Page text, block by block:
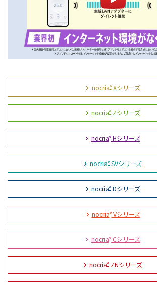
nocria®Xシリーズ
nocria® Zシリーズ
nocria® Hシリーズ
nocria® SVシリーズ
nocria® Dシリーズ
nocria®Vシリーズ
nocria® Cシリーズ
nocria® ZNシリーズ